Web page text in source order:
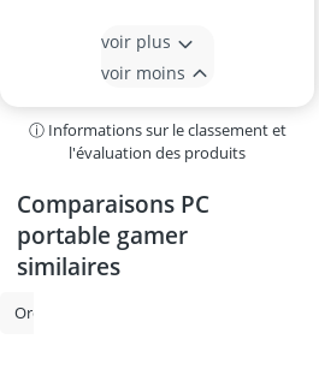
voir plus
voir moins
ⓘ Informations sur le classement et
l'évaluation des produits
Comparaisons PC
portable gamer
similaires
Ordinateur tout-en-un